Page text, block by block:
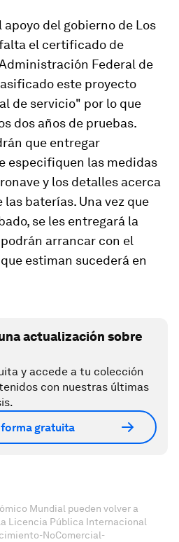
del gobierno de Los
el certificado de
Federal de
este proyecto
de servicio" por lo que
dos años de pruebas.
que entregar
especifiquen las medidas
y los detalles acerca
baterías. Una vez que
se les entregará la
arrancar con el
estiman sucederá en
actualización sobre
y accede a tu colección
con nuestras últimas
gratuita
Mundial pueden volver a
Licencia Pública Internacional
NoComercial-